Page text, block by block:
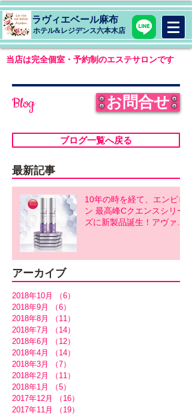
ラヴィエベール麻布
​ホテル&レジデンス六本木店
当店は完全個室・予約制のエステサロンです
Blog お問合せ
ブログ一覧へ戻る
最新記事
10年の時を経て、エンビロ
ン 最高峰Cクエンスシリー
ズに新製品誕生！アヴァン
アーカイブ
2018年10月 （6）
2018年9月
（6）
2018年8月
（11）
2018年7月
（14）
2018年6月
（12）
2018年4月
（14）
2018年3月
（7）
2018年2月
（11）
2018年1月
（5）
2017年12月
（16）
2017年11月
（19）